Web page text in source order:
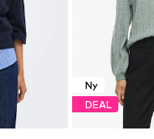
Ny
DEAL